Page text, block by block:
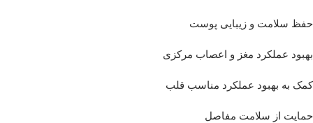
حفظ سلامت و زیبایی پوست
بهبود عملکرد مغز و اعصاب مرکزی
کمک به بهبود عملکرد مناسب قلب
حمایت از سلامت مفاصل